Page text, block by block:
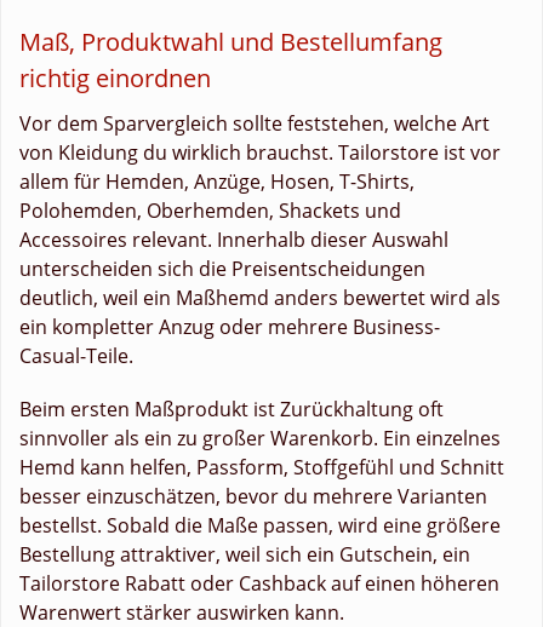
Maß, Produktwahl und Bestellumfang
richtig einordnen
Vor dem Sparvergleich sollte feststehen, welche Art
von Kleidung du wirklich brauchst. Tailorstore ist vor
allem für Hemden, Anzüge, Hosen, T-Shirts,
Polohemden, Oberhemden, Shackets und
Accessoires relevant. Innerhalb dieser Auswahl
unterscheiden sich die Preisentscheidungen
deutlich, weil ein Maßhemd anders bewertet wird als
ein kompletter Anzug oder mehrere Business-
Casual-Teile.
Beim ersten Maßprodukt ist Zurückhaltung oft
sinnvoller als ein zu großer Warenkorb. Ein einzelnes
Hemd kann helfen, Passform, Stoffgefühl und Schnitt
besser einzuschätzen, bevor du mehrere Varianten
bestellst. Sobald die Maße passen, wird eine größere
Bestellung attraktiver, weil sich ein Gutschein, ein
Tailorstore Rabatt oder Cashback auf einen höheren
Warenwert stärker auswirken kann.